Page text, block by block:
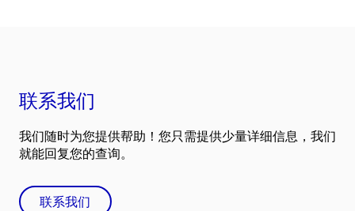
联系我们
我们随时为您提供帮助！您只需提供少量详细信息，我们
就能回复您的查询。
联系我们